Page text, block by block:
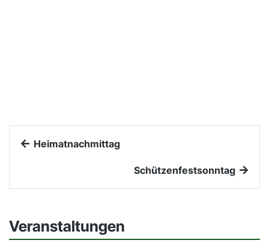
Heimatnachmittag
Schützenfestsonntag
Veranstaltungen